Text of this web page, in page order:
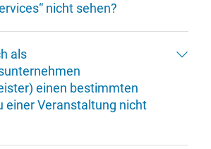
nicht sehen?
als
einen bestimmten
einer Veranstaltung nicht